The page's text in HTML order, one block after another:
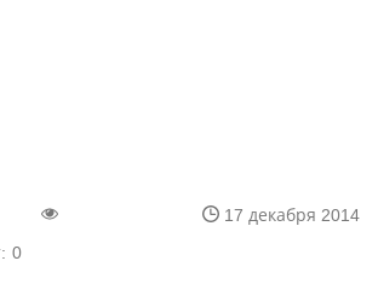
17 декабря 2014
0